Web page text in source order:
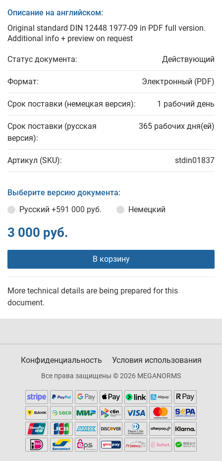
Описание на английском:
Original standard DIN 12448 1977-09 in PDF full version.
Additional info + preview on request
Статус документа: Действующий
Формат: Электронный (PDF)
Срок поставки (немецкая версия): 1 рабочий день
Срок поставки (русская
версия):
365 рабочих дня(ей)
Артикул (SKU): stdin01837
Выберите версию документа:
Русский +591 000 руб. Немецкий
3 000 руб.
В корзину
More technical details are being prepared for this
document.
Конфиденциальность Условия использования
Все права защищены © 2026 MEGANORMS